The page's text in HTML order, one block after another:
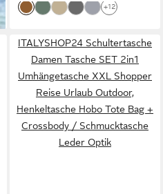
+12
ITALYSHOP24 Schultertasche
Damen Tasche SET 2in1
Umhängetasche XXL Shopper
Reise Urlaub Outdoor,
Henkeltasche Hobo Tote Bag +
Crossbody / Schmucktasche
Leder Optik